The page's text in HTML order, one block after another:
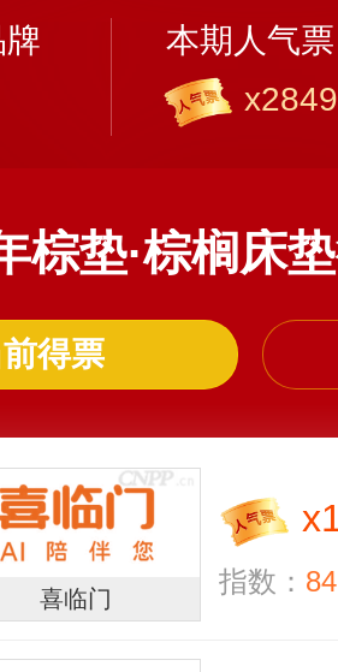
本期人气票
x2849
棕垫·棕榈床
得票
喜临门
x
指数：